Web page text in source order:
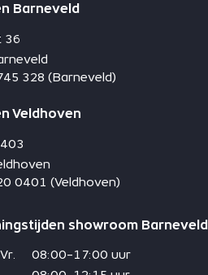
Barneveld
36
328 (Barneveld)
Veldhoven
0401 (Veldhoven)
showroom Barneveld
08:00-17:00 uur